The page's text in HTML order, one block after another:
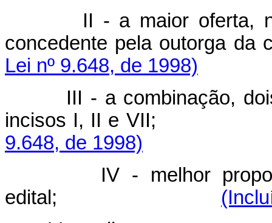
II - a maior oferta,
concedente pela outorga
Lei nº 9.648, de 1998)
III - a combinação,
incisos I, II
9.648, de 1998)
IV - melhor
edital;